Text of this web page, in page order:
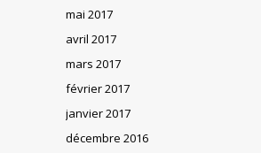
mai 2017
avril 2017
mars 2017
février 2017
janvier 2017
décembre 2016